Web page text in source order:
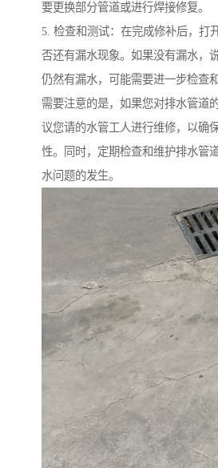
要更换部分管道或进行焊接修复。
5. 检查和测试：在完成修补后，打
否还有漏水现象。如果没有漏水，
仍然有漏水，可能需要进一步检查和
需要注意的是，如果您对排水管道
议您请的水管工人进行维修，以确
性。同时，定期检查和维护排水管
水问题的发生。